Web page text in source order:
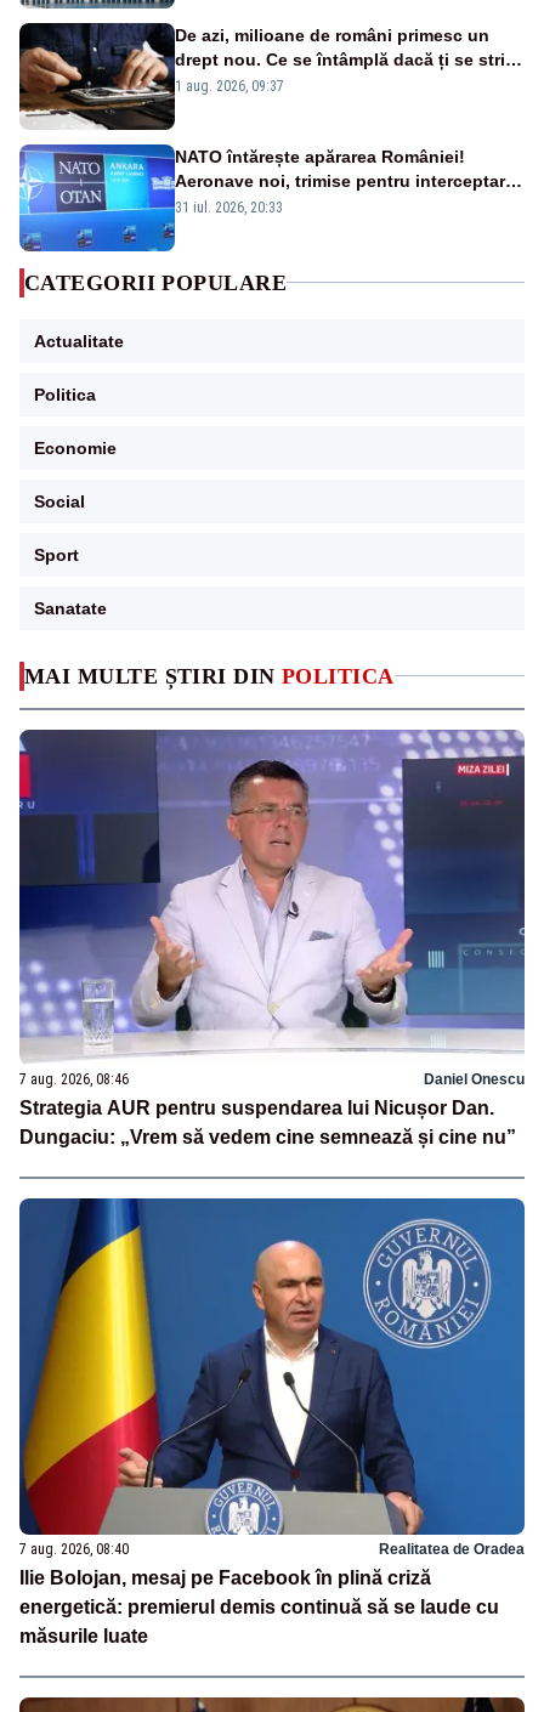
MAI MULTE ȘTIRI DIN POLITICA
7 aug. 2026, 08:46 Daniel Onescu
Strategia AUR pentru suspendarea lui Nicușor Dan.
Dungaciu: „Vrem să vedem cine semnează și cine nu”
7 aug. 2026, 08:40 Realitatea de Oradea
Ilie Bolojan, mesaj pe Facebook în plină criză
energetică: premierul demis continuă să se laude cu
măsurile luate
De azi, milioane de români primesc un
drept nou. Ce se întâmplă dacă ți se strică
un produs
1 aug. 2026, 09:37
NATO întărește apărarea României!
Aeronave noi, trimise pentru interceptarea
și distrugerea dronelor
31 iul. 2026, 20:33
CATEGORII POPULARE
Actualitate
Politica
Economie
Social
Sport
Sanatate